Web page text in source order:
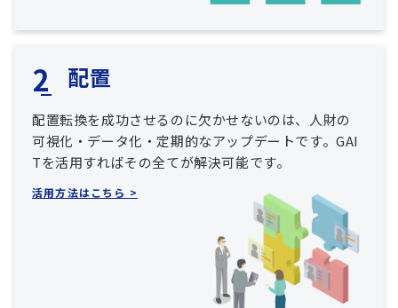
配置
配置転換を成功させるのに欠かせないのは、人財の
可視化・データ化・定期的なアップデートです。GAI
Tを活用すればその全てが解決可能です。
活用方法はこちら >